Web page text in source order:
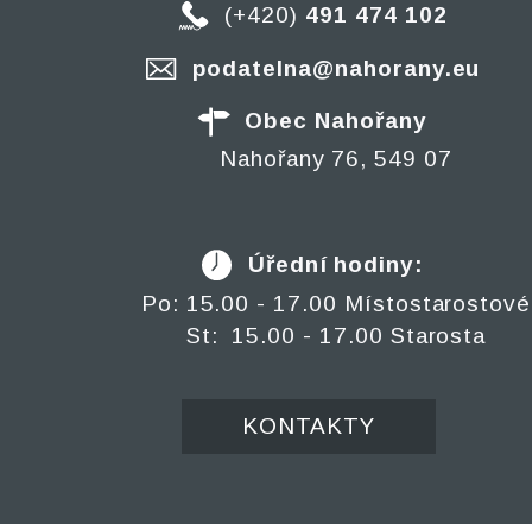
(+420) 491 474 102
podatelna@nahorany.eu
Obec Nahořany
Nahořany 76, 549 07
Úřední hodiny:
Po: 15.00 - 17.00 Místostarostové
St: 15.00 - 17.00 Starosta
KONTAKTY